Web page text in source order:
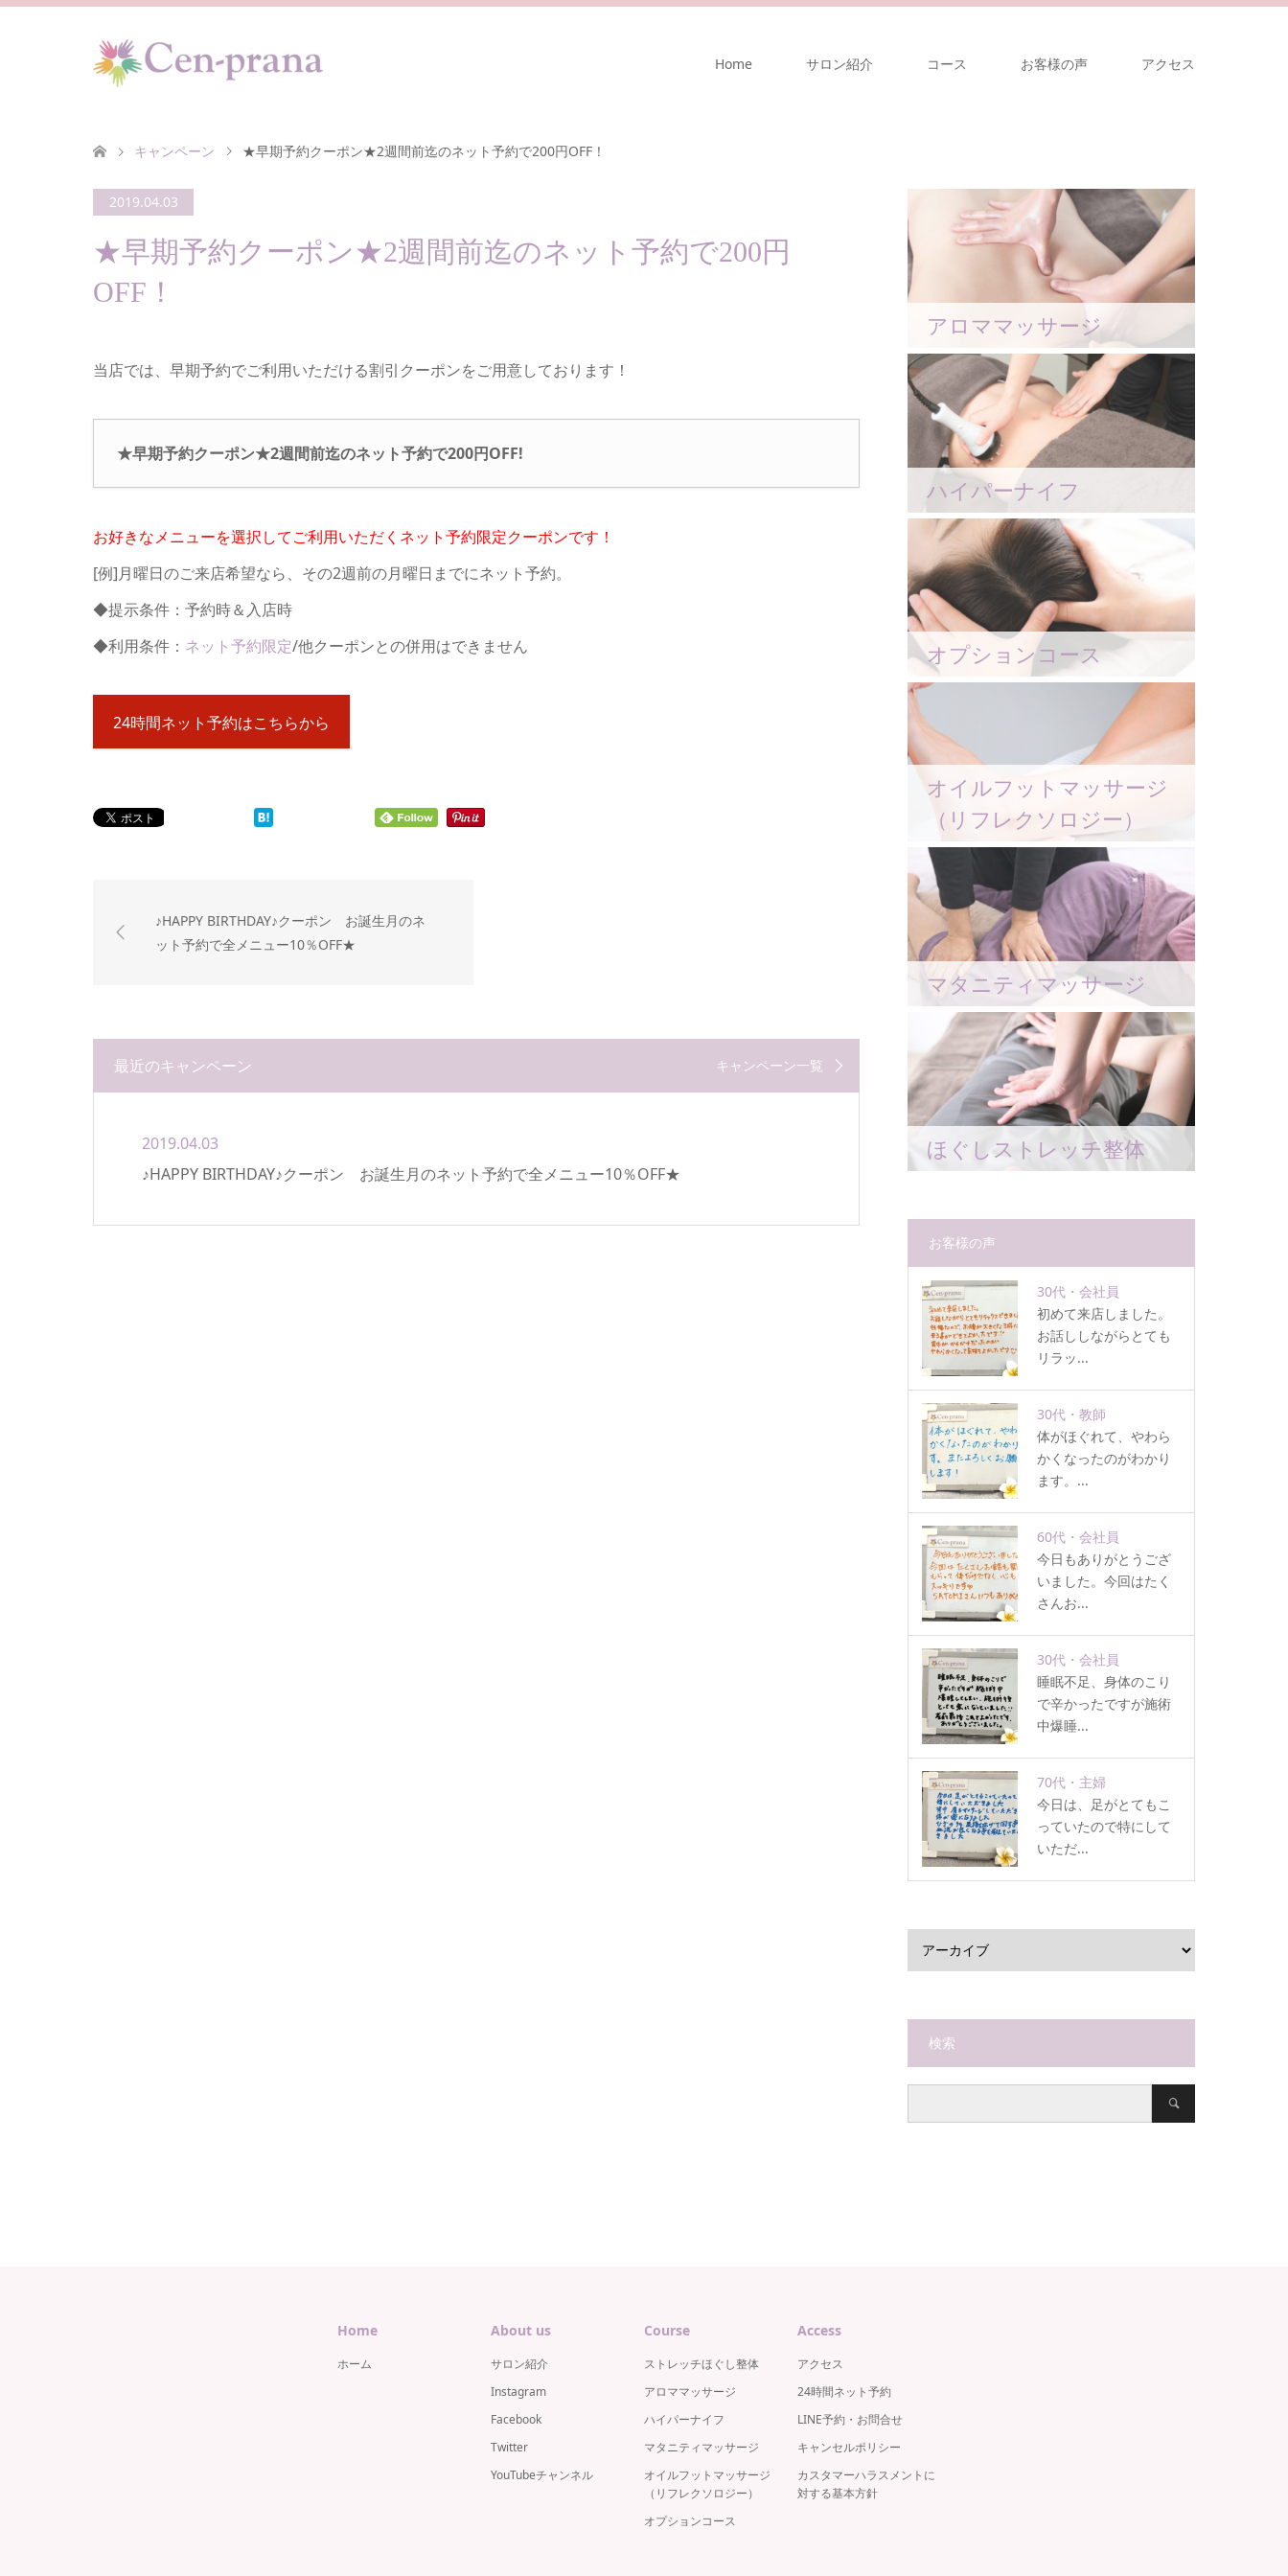
Home サロン紹介 コース お客様の声 アクセス
キャンペーン ★早期予約クーポン★2週間前迄のネット予約で200円OFF！
2019.04.03
★早期予約クーポン★2週間前迄のネット予約で200円
OFF！
当店では、早期予約でご利用いただける割引クーポンをご用意しております！
★早期予約クーポン★2週間前迄のネット予約で200円OFF!
お好きなメニューを選択してご利用いただくネット予約限定クーポンです！
[例]月曜日のご来店希望なら、その2週前の月曜日までにネット予約。
◆提示条件：予約時＆入店時
◆利用条件： ネット予約限定/他クーポンとの併用はできません
24時間ネット予約はこちらから
♪HAPPY BIRTHDAY♪クーポン お誕生月のネ
ット予約で全メニュー10％OFF★
最近のキャンペーン キャンペーン一覧
2019.04.03
♪HAPPY BIRTHDAY♪クーポン お誕生月のネット予約で全メニュー10％OFF★
アロママッサージ
ハイパーナイフ
オプションコース
オイルフットマッサージ
（リフレクソロジー）
マタニティマッサージ
ほぐしストレッチ整体
お客様の声
30代・会社員
初めて来店しました。
お話ししながらとても
リラッ...
30代・教師
体がほぐれて、やわら
かくなったのがわかり
ます。...
60代・会社員
今日もありがとうござ
いました。今回はたく
さんお...
30代・会社員
睡眠不足、身体のこり
で辛かったですが施術
中爆睡...
70代・主婦
今日は、足がとてもこ
っていたので特にして
いただ...
検索
Home
ホーム
About us
サロン紹介
Instagram
Facebook
Twitter
YouTubeチャンネル
Course
ストレッチほぐし整体
アロママッサージ
ハイパーナイフ
マタニティマッサージ
オイルフットマッサージ
（リフレクソロジー）
オプションコース
Access
アクセス
24時間ネット予約
LINE予約・お問合せ
キャンセルポリシー
カスタマーハラスメントに
対する基本方針